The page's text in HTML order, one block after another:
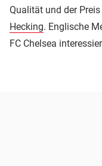
Qualität und der
Hecking. Englische
FC Chelsea